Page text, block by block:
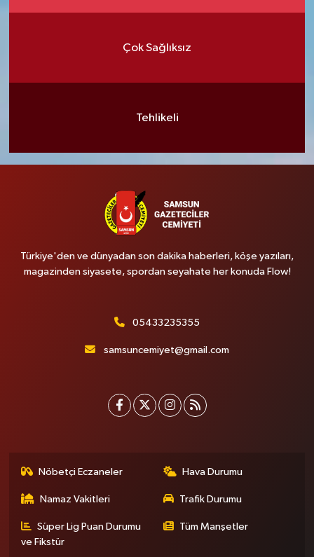
Çok Sağlıksız
Tehlikeli
Türkiye'den ve dünyadan son dakika haberleri, köşe yazıları,
magazinden siyasete, spordan seyahate her konuda Flow!
05433235355
samsuncemiyet@gmail.com
Nöbetçi Eczaneler Hava Durumu
Namaz Vakitleri Trafik Durumu
Süper Lig Puan Durumu
ve Fikstür
Tüm Manşetler